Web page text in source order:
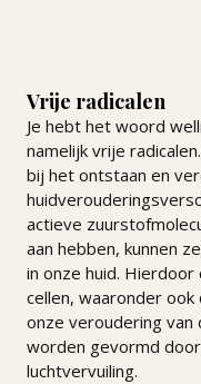
Vrije radicalen
Je hebt het woord
namelijk vrije
bij het ontstaan en
actieve
aan hebben, kunnen
in onze huid.
cellen, waaronder
onze veroudering van
worden gevormd
luchtvervuiling.